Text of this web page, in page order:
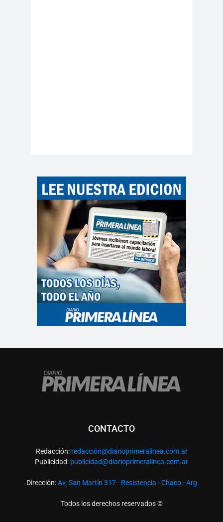
CONTACTO
Redacción: redacción@diarioprimeralinea.com.ar
Publicidad: publicidad@diarioprimeralinea.com.ar
Dirección:Av. San Martín 317 - Resistencia - Chaco - Arg
Todos los derechos reservados ©